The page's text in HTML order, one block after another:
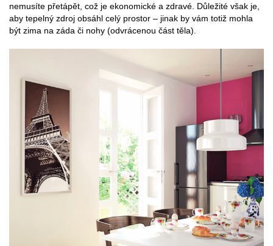
nemusíte přetápět, což je ekonomické a zdravé. Důležité však je,
aby tepelný zdroj obsáhl celý prostor – jinak by vám totiž mohla
být zima na záda či nohy (odvrácenou část těla).